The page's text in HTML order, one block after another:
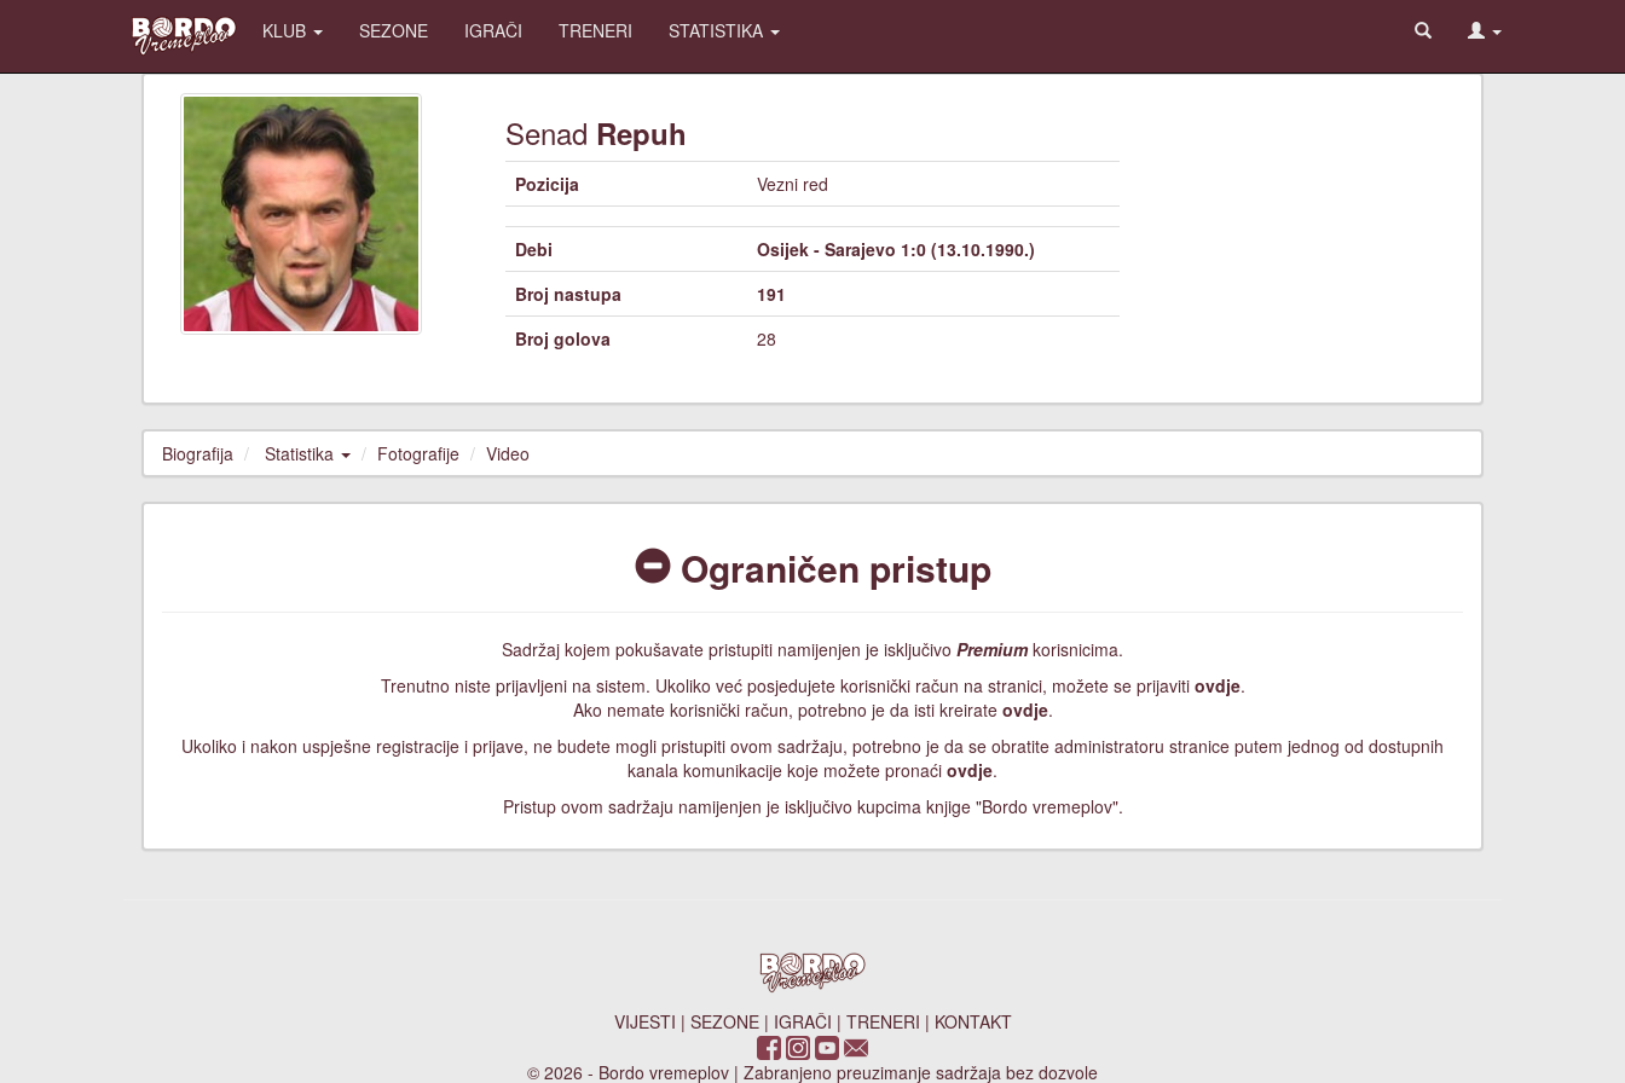
KLUB SEZONE IGRAČI TRENERI STATISTIKA
Senad Repuh
Pozicija Vezni red
Debi
Osijek - Sarajevo 1:0 (13.10.1990.)
Broj nastupa
191
Broj golova
28
Biografija Statistika Fotografije Video
Ograničen pristup
Sadržaj kojem pokušavate pristupiti namijenjen je isključivo Premiumkorisnicima.
Trenutno niste prijavljeni na sistem. Ukoliko već posjedujete korisnički račun na stranici, možete se prijaviti ovdje.
Ako nemate korisnički račun, potrebno je da isti kreirate ovdje.
Ukoliko i nakon uspješne registracije i prijave, ne budete mogli pristupiti ovom sadržaju, potrebno je da se obratite administratoru stranice putem jednog od dostupnih
kanala komunikacije koje možete pronaći ovdje.
Pristup ovom sadržaju namijenjen je isključivo kupcima knjige "Bordo vremeplov".
VIJESTI | SEZONE| IGRAČI | TRENERI | KONTAKT
© 2026 - Bordo vremeplov | Zabranjeno preuzimanje sadržaja bez dozvole